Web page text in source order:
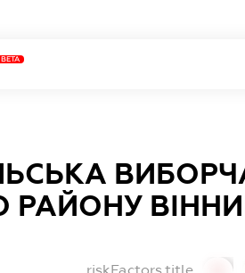
BETA
РАЙОНУ
riskFactors.title